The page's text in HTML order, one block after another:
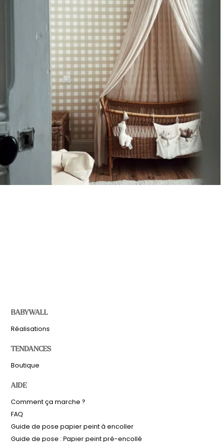
Carreaux Fantaisie : Place à l’imagination
Et si on sortait du cadre ? Laissez libre cours à votre
imagination avec nos carreaux fantaisie ! Au-delà des motifs
classiques, découvrez des formes originales comme les
losanges fleuris, ou encore les carreaux de fleurs qui
égaient les murs avec audace et originalité. Ces carreaux
fantaisie sont pensés pour stimuler l’imagination des enfants
et transformer leur chambre en un espace unique et
BABYWALL
Réalisations
TENDANCES
Boutique
AIDE
Comment ça marche ?
FAQ
Guide de pose papier peint à encoller
Guide de pose : Papier peint pré-encollé